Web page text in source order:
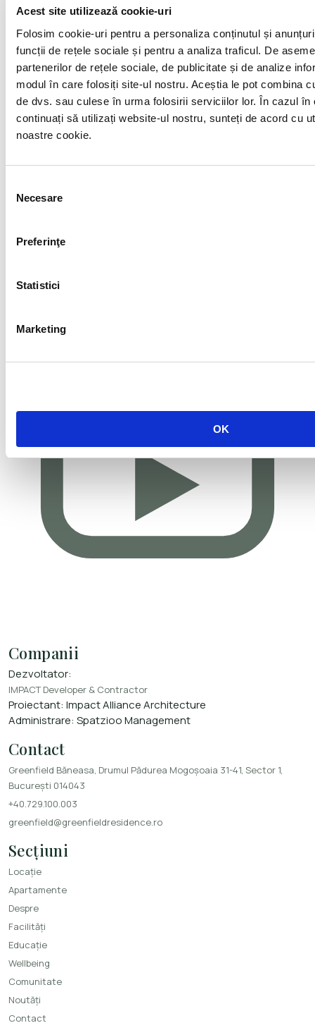
Acest site utilizează cookie-uri
Folosim cookie-uri pentru a personaliza conținutul și
funcții de rețele sociale și pentru a analiza traficul. De
partenerilor de rețele sociale, de publicitate și de analize
modul în care folosiți site-ul nostru. Aceștia le pot combina
de dvs. sau culese în urma folosirii serviciilor lor. În cazul în
continuați să utilizați website-ul nostru, sunteți de acord cu
noastre cookie.
consimțământului
Necesare
Preferinţe
Statistici
Marketing
OK
Companii
Dezvoltator:
IMPACT Developer & Contractor
Proiectant: Impact Alliance Architecture
Administrare: Spatzioo Management
Contact
Greenfield Băneasa, Drumul Pădurea Mogoșoaia 31-41, Sector 1,
București 014043
+40.729.100.003
greenfield@greenfieldresidence.ro
Secțiuni
Locație
Apartamente
Despre
Facilități
Educație
Wellbeing
Comunitate
Noutăți
Contact